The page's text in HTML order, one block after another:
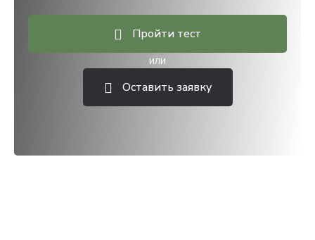
Пройти тест
или
Оставить заявку